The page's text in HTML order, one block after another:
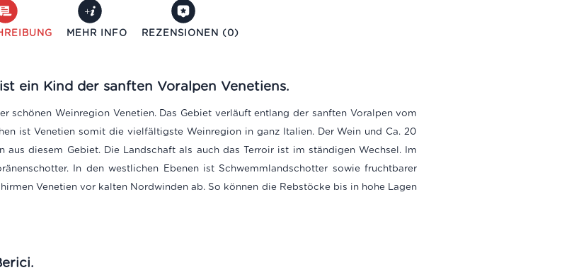
MEHR INFO REZENSIONEN (0)
ein Kind der sanften Voralpen Venetiens.
schönen Weinregion Venetien. Das Gebiet verläuft entlang der sanften Voralpen vom
ist Venetien somit die vielfältigste Weinregion in ganz Italien. Der Wein und Ca. 20
aus diesem Gebiet. Die Landschaft als auch das Terroir ist im ständigen Wechsel. Im
In den westlichen Ebenen ist Schwemmlandschotter sowie fruchtbarer
Venetien vor kalten Nordwinden ab. So können die Rebstöcke bis in hohe Lagen